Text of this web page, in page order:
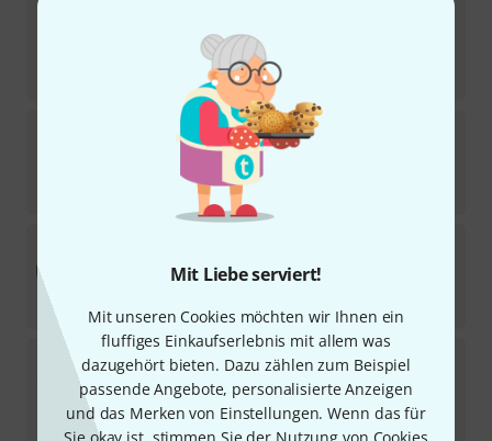
Mit Liebe serviert!
Mit unseren Cookies möchten wir Ihnen ein
fluffiges Einkaufserlebnis mit allem was
dazugehört bieten. Dazu zählen zum Beispiel
passende Angebote, personalisierte Anzeigen
und das Merken von Einstellungen. Wenn das für
2
Sofort lieferbar
Quart Violin Case 4/4 WB
Sofort lieferbar
Sofort lieferbar
Artonus Quart Galant VN Case 4/4 CG
Sofort lieferbar
379€